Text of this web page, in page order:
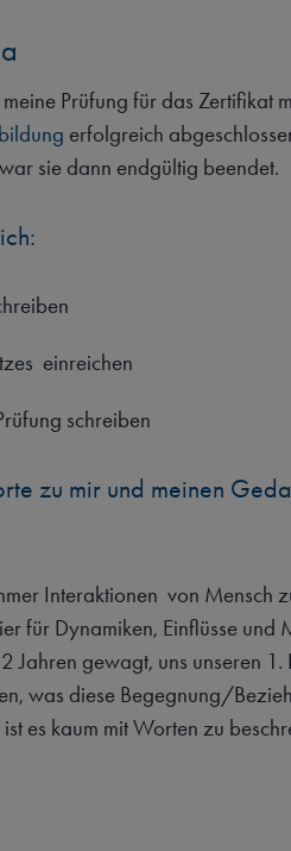
Prüfung für das Zertifikat
erfolgreich
sie dann endgültig beendet.
einreichen
schreiben
zu mir und meinen
Interaktionen von Mensch
für Dynamiken, Einflüsse
Jahren gewagt, uns unseren
was diese Begegnung/
es kaum mit Worten zu